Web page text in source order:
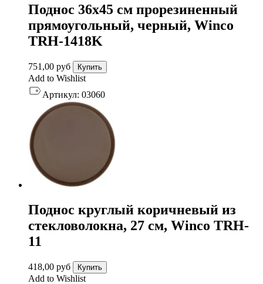
Поднос 36х45 см прорезиненный
прямоугольный, черный, Winco
TRH-1418K
751,00 руб Купить
Add to Wishlist
Артикул: 03060
Поднос круглый коричневый из
стекловолокна, 27 см, Winco TRH-
11
418,00 руб Купить
Add to Wishlist